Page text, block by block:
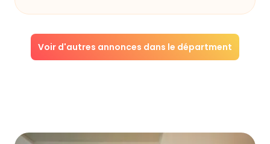
Voir d'autres annonces dans le départment